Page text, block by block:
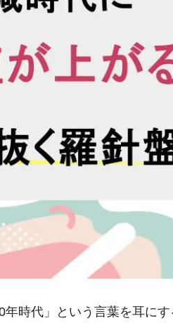
時代」という言葉を耳に